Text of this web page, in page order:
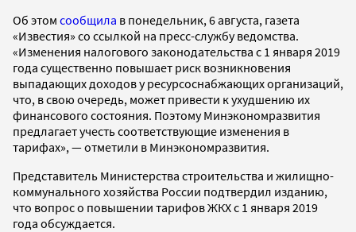
Об этом сообщила в понедельник, 6 августа, газета
«Известия» со ссылкой на пресс-службу ведомства.
«Изменения налогового законодательства с 1 января 2019
года существенно повышает риск возникновения
выпадающих доходов у ресурсоснабжающих организаций,
что, в свою очередь, может привести к ухудшению их
финансового состояния. Поэтому Минэкономразвития
предлагает учесть соответствующие изменения в
тарифах», — отметили в Минэкономразвития.
Представитель Министерства строительства и жилищно-
коммунального хозяйства России подтвердил изданию,
что вопрос о повышении тарифов ЖКХ с 1 января 2019
года обсуждается.